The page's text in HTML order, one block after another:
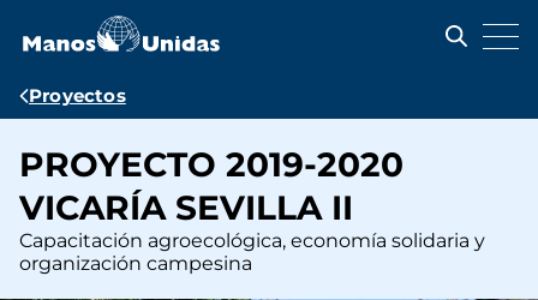
contenido
Ruta
navegación
Proyectos
PROYECTO 2019-2020
VICARÍA SEVILLA II
Capacitación agroecológica, economía solidaria y
organización campesina